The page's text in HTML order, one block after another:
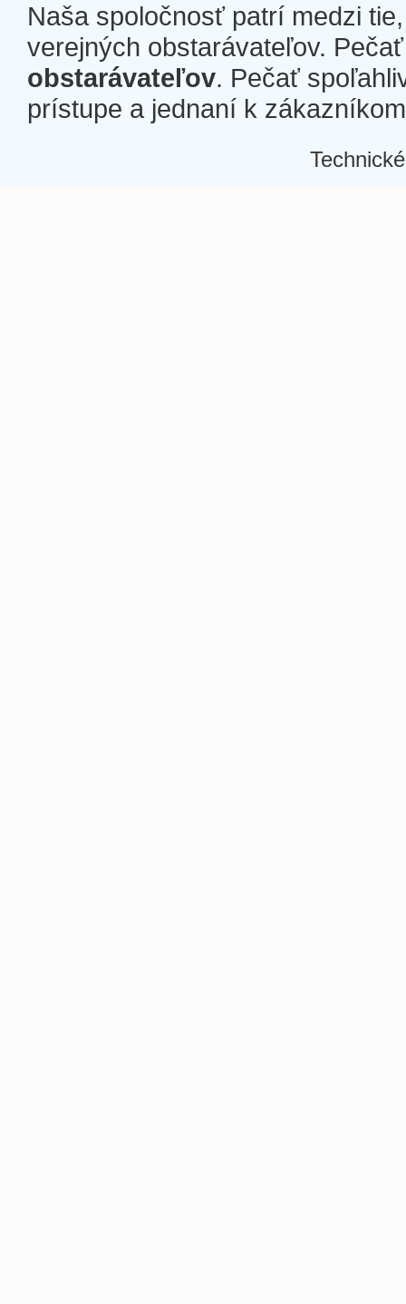
Naša spoločnosť patrí medzi
verejných obstarávateľov.
obstarávateľov. Pečať
prístupe a jednaní k